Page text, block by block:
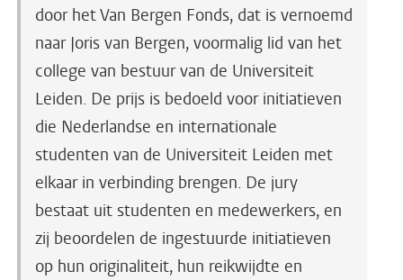
door het Van Bergen Fonds, dat is vernoemd
naar Joris van Bergen, voormalig lid van het
college van bestuur van de Universiteit
Leiden. De prijs is bedoeld voor initiatieven
die Nederlandse en internationale
studenten van de Universiteit Leiden met
elkaar in verbinding brengen. De jury
bestaat uit studenten en medewerkers, en
zij beoordelen de ingestuurde initiatieven
op hun originaliteit, hun reikwijdte en